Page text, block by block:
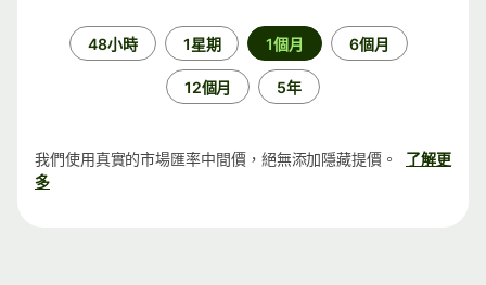
48小時 1星期 1個月 6個月
12個月 5年
我們使用真實的市場匯率中間價，絕無添加隱藏提價。
了解更
多